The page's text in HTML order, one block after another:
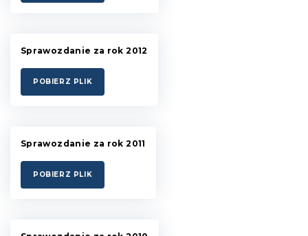
Sprawozdanie za rok 2012
POBIERZ PLIK
Sprawozdanie za rok 2011
POBIERZ PLIK